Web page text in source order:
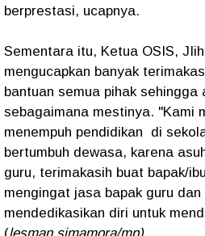
berprestasi, ucapnya.
Sementara itu, Ketua OSIS,
mengucapkan banyak
bantuan semua pihak
sebagaimana mestinya. "Kami
menempuh pendidikan di
bertumbuh dewasa, karena
guru, terimakasih buat bapak/
mengingat jasa bapak guru
mendedikasikan diri untuk